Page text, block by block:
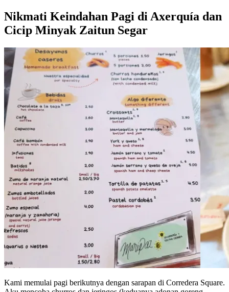
Nikmati Keindahan Pagi di Axerquía dan
Cicip Minyak Zaitun Segar
Kami memulai pagi berikutnya dengan sarapan di Corredera Square.